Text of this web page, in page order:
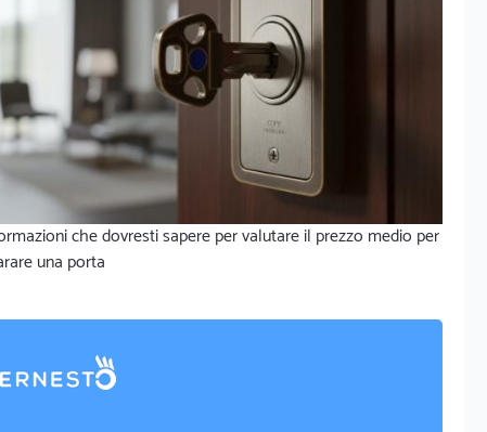
che dovresti sapere per valutare il prezzo medio per
una porta